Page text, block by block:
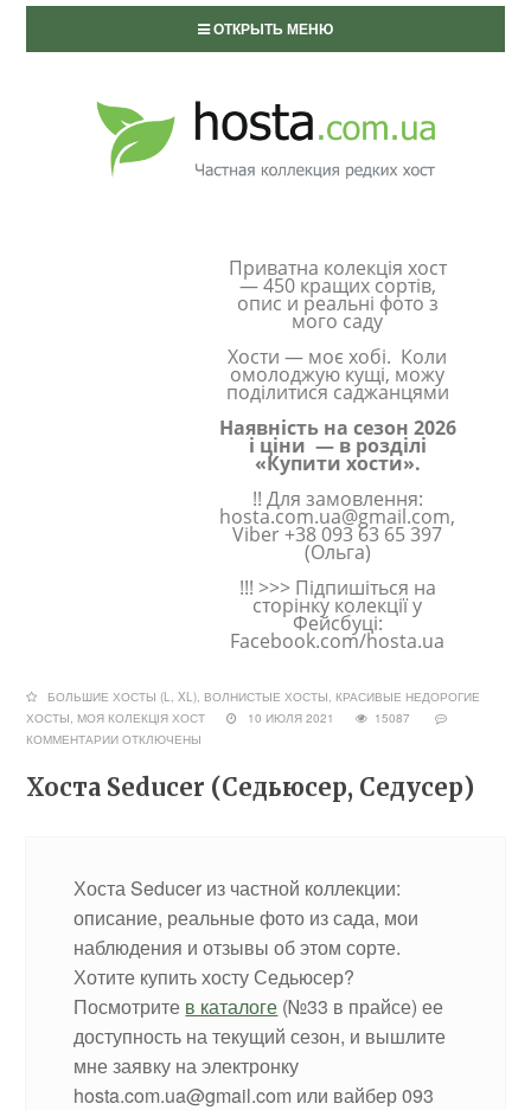
ОТКРЫТЬ МЕНЮ
Приватна колекція хост
— 450 кращих сортів,
опис и реальні фото з
мого саду
Хости — моє хобі. Коли
омолоджую кущі, можу
поділитися саджанцями
Наявність на сезон 2026
і ціни — в розділі
«Купити хости».
!! Для замовлення:
hosta.com.ua@gmail.com,
Viber +38 093 63 65 397
(Ольга)
!!! >>> Підпишіться на
сторінку колекції у
Фейсбуці:
Facebook.com/hosta.ua
БОЛЬШИЕ ХОСТЫ (L, XL), ВОЛНИСТЫЕ ХОСТЫ, КРАСИВЫЕ НЕДОРОГИЕ
ХОСТЫ, МОЯ КОЛЕКЦІЯ ХОСТ 10 ИЮЛЯ 2021
15087
КОММЕНТАРИИ ОТКЛЮЧЕНЫ
Хоста Seducer (Седьюсер, Седусер)
Хоста Seducer из частной коллекции:
описание, реальные фото из сада, мои
наблюдения и отзывы об этом сорте.
Хотите купить хосту Седьюсер?
Посмотрите в каталоге (№33 в прайсе) ее
доступность на текущий сезон, и вышлите
мне заявку на электронку
hosta.com.ua@gmail.com или вайбер 093